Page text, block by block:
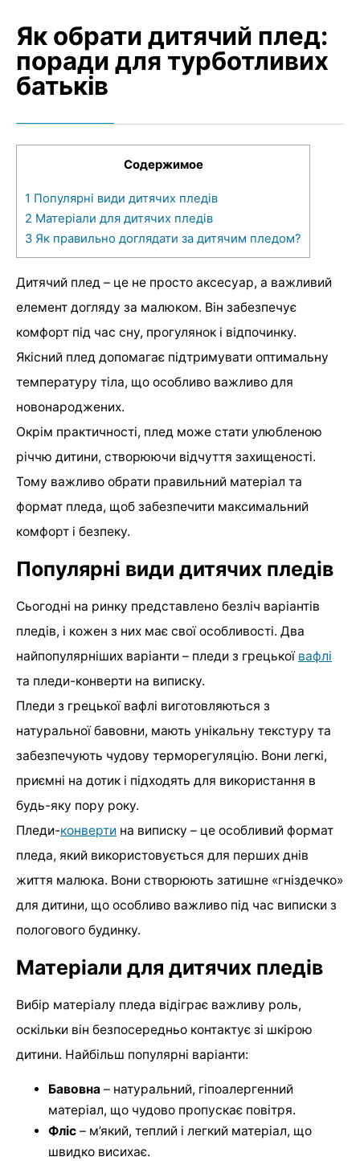
Як обрати дитячий плед:
поради для турботливих
батьків
Содержимое
1 Популярні види дитячих пледів
2 Матеріали для дитячих пледів
3 Як правильно доглядати за дитячим пледом?
Дитячий плед – це не просто аксесуар, а важливий
елемент догляду за малюком. Він забезпечує
комфорт під час сну, прогулянок і відпочинку.
Якісний плед допомагає підтримувати оптимальну
температуру тіла, що особливо важливо для
новонароджених.
Окрім практичності, плед може стати улюбленою
річчю дитини, створюючи відчуття захищеності.
Тому важливо обрати правильний матеріал та
формат пледа, щоб забезпечити максимальний
комфорт і безпеку.
Популярні види дитячих пледів
Сьогодні на ринку представлено безліч варіантів
пледів, і кожен з них має свої особливості. Два
найпопулярніших варіанти – пледи з грецької вафлі
та пледи-конверти на виписку.
Пледи з грецької вафлі виготовляються з
натуральної бавовни, мають унікальну текстуру та
забезпечують чудову терморегуляцію. Вони легкі,
приємні на дотик і підходять для використання в
будь-яку пору року.
Пледи-конверти на виписку – це особливий формат
пледа, який використовується для перших днів
життя малюка. Вони створюють затишне «гніздечко»
для дитини, що особливо важливо під час виписки з
пологового будинку.
Матеріали для дитячих пледів
Вибір матеріалу пледа відіграє важливу роль,
оскільки він безпосередньо контактує зі шкірою
дитини. Найбільш популярні варіанти:
Бавовна – натуральний, гіпоалергенний
матеріал, що чудово пропускає повітря.
Фліс – м’який, теплий і легкий матеріал, що
швидко висихає.